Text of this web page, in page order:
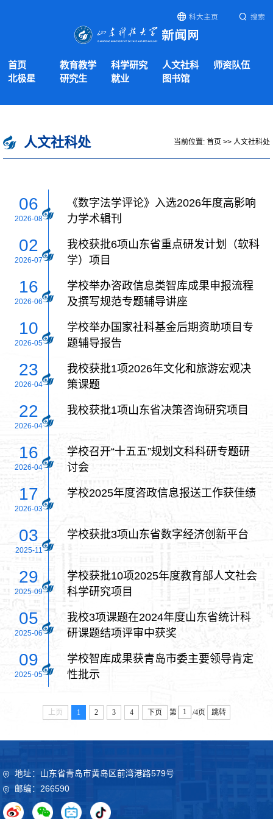
科大主页 搜索
首页 教育教学 科学研究 人文社科
师资队伍
北极星
研究生 就业 图书馆
人文社科处 当前位置: 首页 >> 人文社科处
06
2026-08
《数字法学评论》入选2026年度高影响
力学术辑刊
02
2026-07
我校获批6项山东省重点研发计划（软科
学）项目
16
2026-06
学校举办咨政信息类智库成果申报流程
及撰写规范专题辅导讲座
10
2026-05
学校举办国家社科基金后期资助项目专
题辅导报告
23
2026-04
我校获批1项2026年文化和旅游宏观决
策课题
22
2026-04
我校获批1项山东省决策咨询研究项目
16
2026-04
学校召开“十五五”规划文科科研专题研
讨会
17
2026-03
学校2025年度咨政信息报送工作获佳绩
03
2025-11
学校获批3项山东省数字经济创新平台
29
2025-09
学校获批10项2025年度教育部人文社会
科学研究项目
05
2025-06
我校3项课题在2024年度山东省统计科
研课题结项评审中获奖
09
2025-05
学校智库成果获青岛市委主要领导肯定
性批示
上页 1 2 3 4 下页 第 /4页 跳转
地址：山东省青岛市黄岛区前湾港路579号
邮编：266590